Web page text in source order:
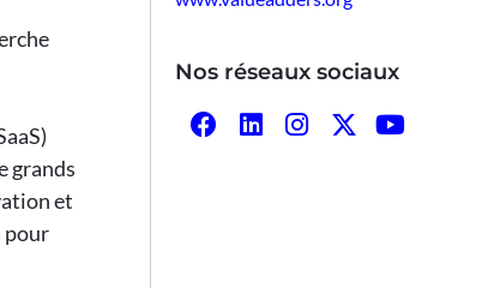
grands
et
pour
Nos réseaux sociaux